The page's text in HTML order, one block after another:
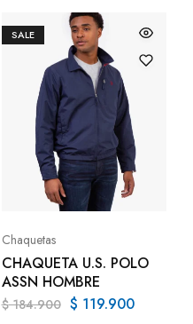
SALE
Chaquetas
CHAQUETA U.S. POLO
ASSN HOMBRE
$184.900 $ 119.900